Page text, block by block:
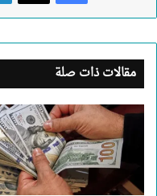
مقالات ذات صلة